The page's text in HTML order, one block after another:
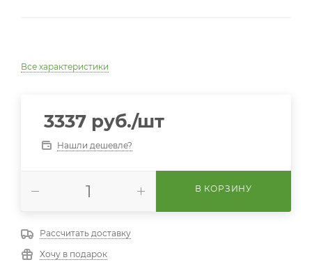
Все характеристики
3337 руб./шт
Нашли дешевле?
В КОРЗИНУ
Рассчитать доставку
Хочу в подарок